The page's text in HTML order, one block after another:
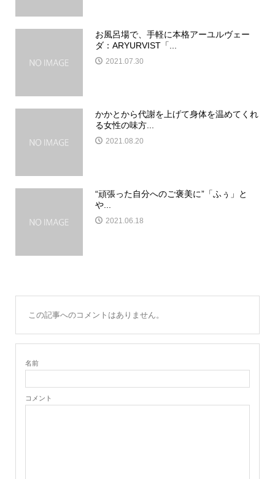
お風呂場で、手軽に本格アーユルヴェー
ダ：ARYURVIST「...
2021.07.30
かかとから代謝を上げて身体を温めてくれ
る女性の味方...
2021.08.20
“頑張った自分へのご褒美に”「ふぅ」と
や...
2021.06.18
この記事へのコメントはありません。
名前
コメント